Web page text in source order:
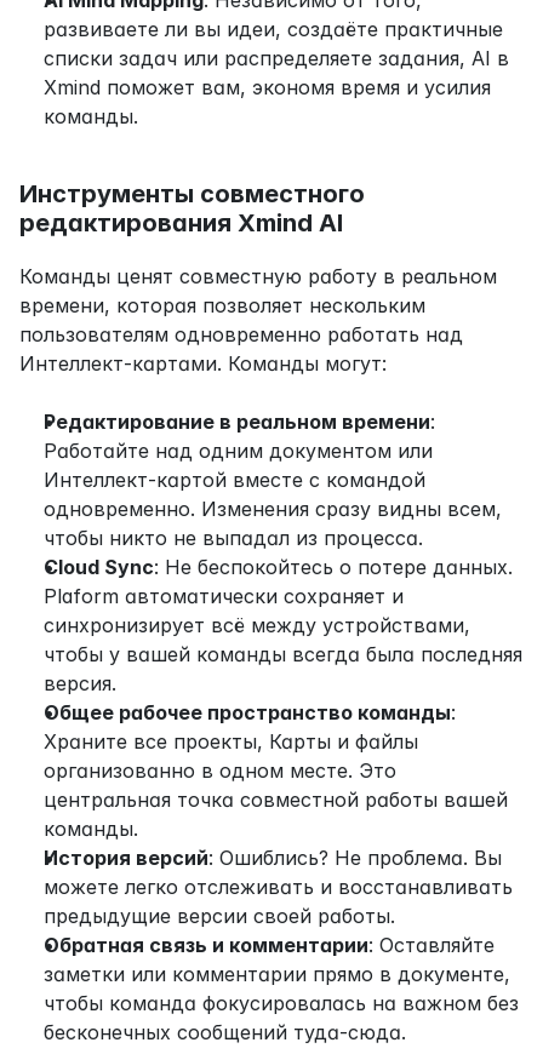
развиваете ли вы идеи, создаёте практичные
списки задач или распределяете задания, AI в
Xmind поможет вам, экономя время и усилия
команды.
Инструменты совместного
редактирования Xmind AI
Команды ценят совместную работу в реальном
времени, которая позволяет нескольким
пользователям одновременно работать над
Интеллект-картами. Команды могут:
Редактирование в реальном времени:
Работайте над одним документом или
Интеллект-картой вместе с командой
одновременно. Изменения сразу видны всем,
чтобы никто не выпадал из процесса.
Cloud Sync: Не беспокойтесь о потере данных.
Plaform автоматически сохраняет и
синхронизирует всё между устройствами,
чтобы у вашей команды всегда была последняя
версия.
Общее рабочее пространство команды:
Храните все проекты, Карты и файлы
организованно в одном месте. Это
центральная точка совместной работы вашей
команды.
История версий: Ошиблись? Не проблема. Вы
можете легко отслеживать и восстанавливать
предыдущие версии своей работы.
Обратная связь и комментарии: Оставляйте
заметки или комментарии прямо в документе,
чтобы команда фокусировалась на важном без
бесконечных сообщений туда-сюда.